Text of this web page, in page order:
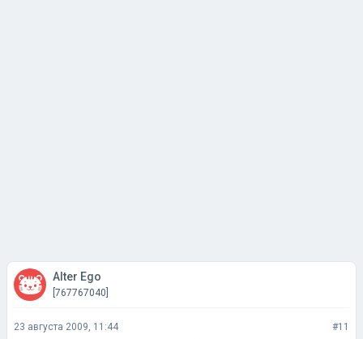
Alter Ego
[767767040]
23 августа 2009, 11:44 #11